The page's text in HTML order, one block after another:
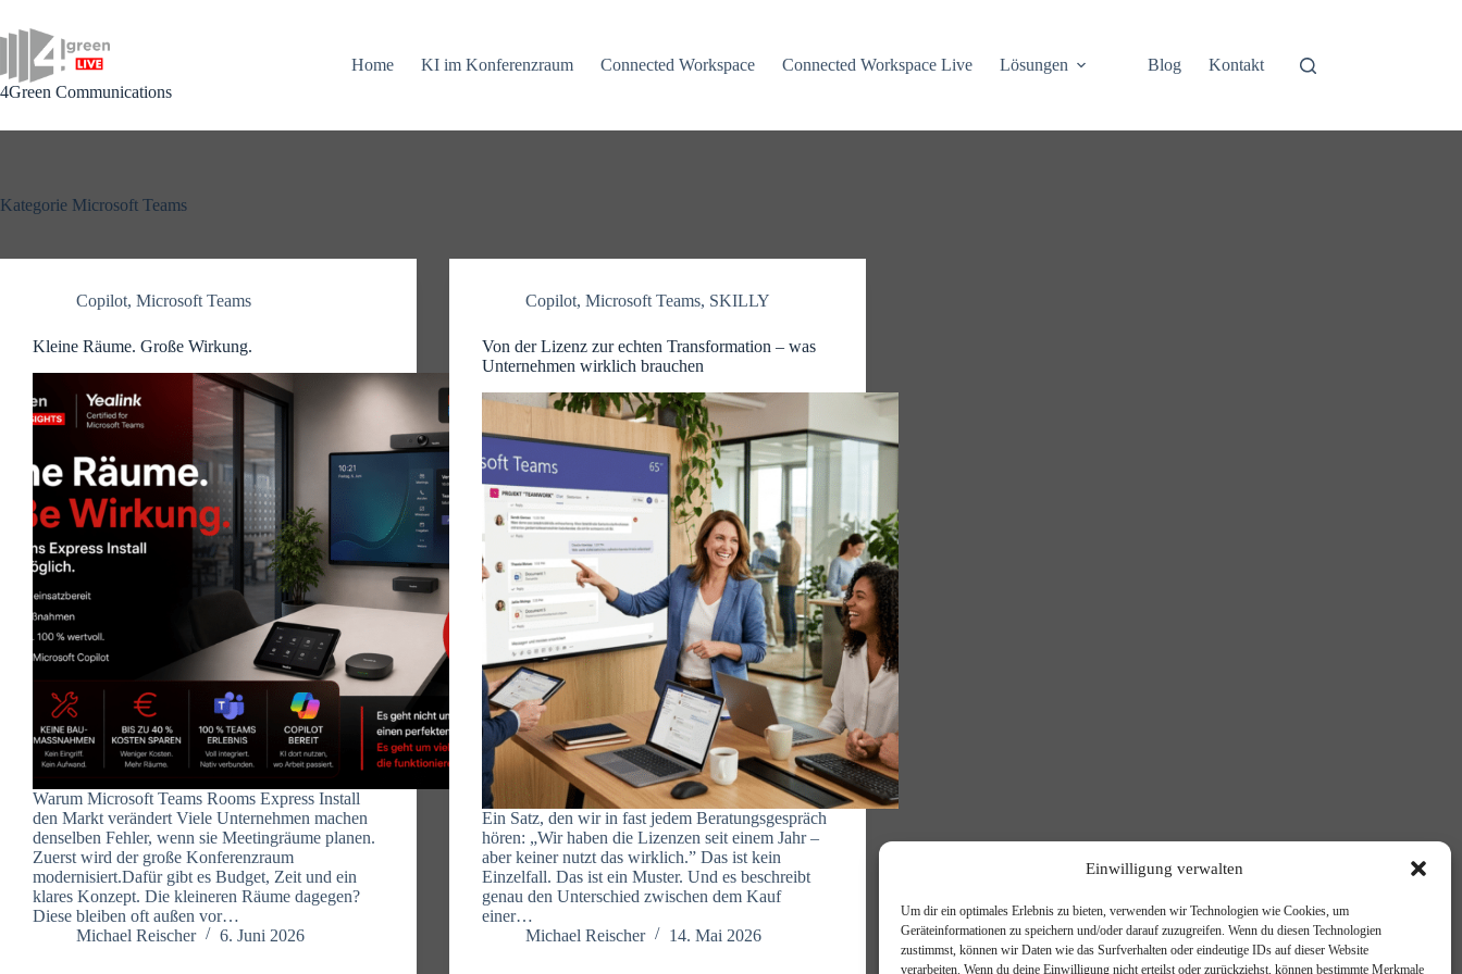
Einwilligung verwalten
Um dir ein optimales Erlebnis zu bieten, verwenden wir Technologien wie Cookies, um
Geräteinformationen zu speichern und/oder darauf zuzugreifen. Wenn du diesen Technologien
zustimmst, können wir Daten wie das Surfverhalten oder eindeutige IDs auf dieser Website
verarbeiten. Wenn du deine Einwilligung nicht erteilst oder zurückziehst, können bestimmte Merkmale
Inhalt
springen
4Green Communications
Home KI im Konferenzraum Connected Workspace Connected Workspace Live Lösungen Blog Kontakt
Kategorie Microsoft Teams
Copilot, Microsoft Teams
Kleine Räume. Große Wirkung.
Warum Microsoft Teams Rooms Express Install
den Markt verändert Viele Unternehmen machen
denselben Fehler, wenn sie Meetingräume planen.
Zuerst wird der große Konferenzraum
modernisiert.Dafür gibt es Budget, Zeit und ein
klares Konzept. Die kleineren Räume dagegen?
Diese bleiben oft außen vor…
Michael Reischer
6. Juni 2026
Copilot,Microsoft Teams, SKILLY
Von der Lizenz zur echten Transformation – was
Unternehmen wirklich brauchen
Ein Satz, den wir in fast jedem Beratungsgespräch
hören: „Wir haben die Lizenzen seit einem Jahr –
aber keiner nutzt das wirklich.” Das ist kein
Einzelfall. Das ist ein Muster. Und es beschreibt
genau den Unterschied zwischen dem Kauf
einer…
Michael Reischer
14. Mai 2026